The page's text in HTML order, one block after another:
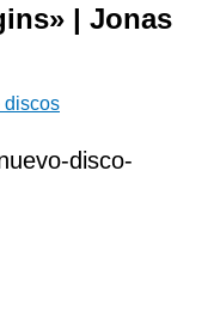
| Jonas
discos